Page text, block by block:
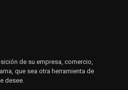
de su empresa, comercio,
que sea otra herramienta de
desee.